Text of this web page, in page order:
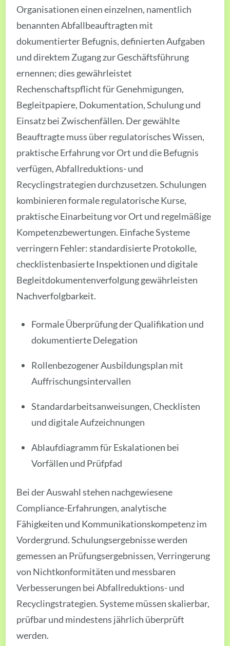
Organisationen einen einzelnen, namentlich
benannten Abfallbeauftragten mit
dokumentierter Befugnis, definierten Aufgaben
und direktem Zugang zur Geschäftsführung
ernennen; dies gewährleistet
Rechenschaftspflicht für Genehmigungen,
Begleitpapiere, Dokumentation, Schulung und
Einsatz bei Zwischenfällen. Der gewählte
Beauftragte muss über regulatorisches Wissen,
praktische Erfahrung vor Ort und die Befugnis
verfügen, Abfallreduktions- und
Recyclingstrategien durchzusetzen. Schulungen
kombinieren formale regulatorische Kurse,
praktische Einarbeitung vor Ort und regelmäßige
Kompetenzbewertungen. Einfache Systeme
verringern Fehler: standardisierte Protokolle,
checklistenbasierte Inspektionen und digitale
Begleitdokumentenverfolgung gewährleisten
Nachverfolgbarkeit.
Formale Überprüfung der Qualifikation und
dokumentierte Delegation
Rollenbezogener Ausbildungsplan mit
Auffrischungsintervallen
Standardarbeitsanweisungen, Checklisten
und digitale Aufzeichnungen
Ablaufdiagramm für Eskalationen bei
Vorfällen und Prüfpfad
Bei der Auswahl stehen nachgewiesene
Compliance-Erfahrungen, analytische
Fähigkeiten und Kommunikationskompetenz im
Vordergrund. Schulungsergebnisse werden
gemessen an Prüfungsergebnissen, Verringerung
von Nichtkonformitäten und messbaren
Verbesserungen bei Abfallreduktions- und
Recyclingstrategien. Systeme müssen skalierbar,
prüfbar und mindestens jährlich überprüft
werden.